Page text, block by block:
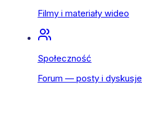
Filmy i materiały wideo
Społeczność
Forum — posty i dyskusje